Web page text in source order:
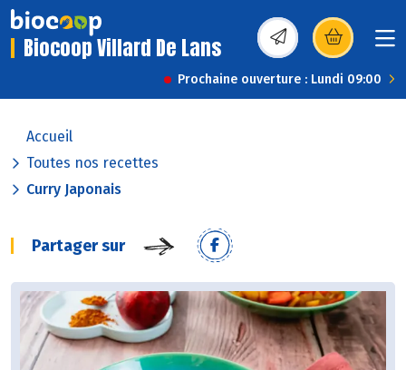
Biocoop Villard De Lans (s’ouvre dans une
Prochaine ouverture : Lundi 09:00
Accueil
Toutes nos recettes
Curry Japonais
Partager sur